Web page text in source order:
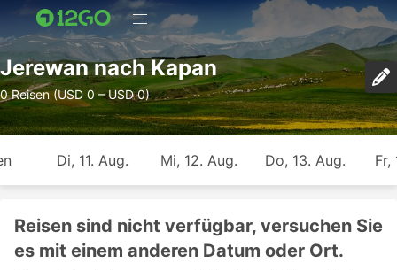
Jerewan nach Kapan
0 Reisen (USD 0 – USD 0)
Di, 11. Aug. Mi, 12. Aug. Do, 13. Aug. Fr,
Reisen sind nicht verfügbar, versuchen Sie
es mit einem anderen Datum oder Ort.